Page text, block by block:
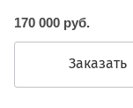
170 000 руб.
Заказать